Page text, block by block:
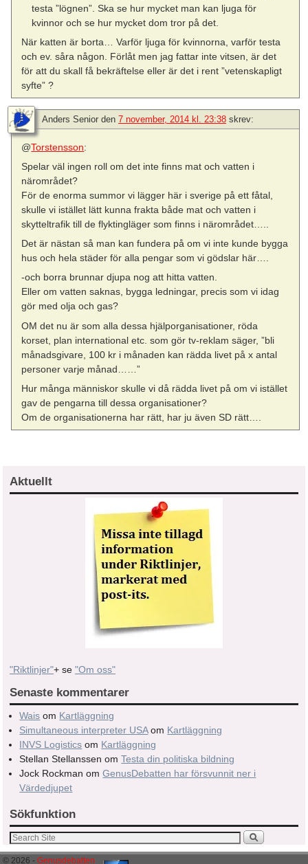
testa ”lögnen”. Ska se hur mycket man kan ljuga för
kvinnor och se hur mycket dom tror på det.
När katten är borta… Varför ljuga för kvinnorna, varför testa
och ev. såra någon. Förlåt men jag fattar inte vitsen, är det
för att du skall få bekräftelse eller är det i rent ”vetenskapligt
syfte” ?
Anders Senior den 7 november, 2014 kl. 23:38 skrev:
@Torstensson:
Spelar väl ingen roll om det inte finns mat och vatten i
närområdet?
För de enorma summor vi lägger här i sverige på ett fåtal,
skulle vi istället lätt kunna frakta både mat och vatten i
skytteltrafik till de flyktingläger som finns i närområdet…..
Det är nästan så man kan fundera på om vi inte kunde bygga
hus och hela städer för alla pengar som vi gödslar här….
-och borra brunnar djupa nog att hitta vatten.
Eller om vatten saknas, bygga ledningar, precis som vi idag
gör med olja och gas?
OM det nu är som alla dessa hjälporganisationer, röda
korset, plan international etc. som gör tv-reklam säger, ”bli
månadsgivare, 100 kr i månaden kan rädda livet på x antal
personer varje månad……”
Hur många människor skulle vi då rädda livet på om vi istället
gav de pengarna till dessa organisationer?
Om de organisationerna har rätt, har ju även SD rätt….
Aktuellt
"Riktlinjer"+ se "Om oss"
Senaste kommentarer
Wais om Kartläggning
Simultaneous interpreter USAom Kartläggning
INVS Logistics om Kartläggning
Stellan Stellanssen omTesta din politiska bildning
Jock Rockman omGenusDebatten har försvunnit ner i
Värdedjupet
Sökfunktion
© 2026 - Genusdebatten